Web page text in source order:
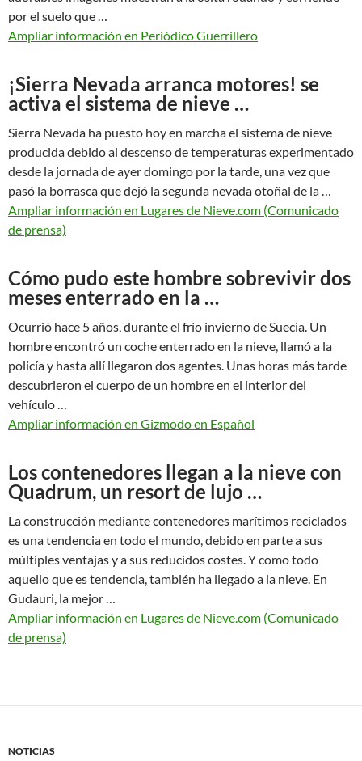
por el suelo que …
Ampliar información en Periódico Guerrillero
¡Sierra Nevada arranca motores! se
activa el sistema de nieve …
Sierra Nevada ha puesto hoy en marcha el sistema de nieve
producida debido al descenso de temperaturas experimentado
desde la jornada de ayer domingo por la tarde, una vez que
pasó la borrasca que dejó la segunda nevada otoñal de la …
Ampliar información en Lugares de Nieve.com (Comunicado
de prensa)
Cómo pudo este hombre sobrevivir dos
meses enterrado en la …
Ocurrió hace 5 años, durante el frío invierno de Suecia. Un
hombre encontró un coche enterrado en la nieve, llamó a la
policía y hasta allí llegaron dos agentes. Unas horas más tarde
descubrieron el cuerpo de un hombre en el interior del
vehículo …
Ampliar información en Gizmodo en Español
Los contenedores llegan a la nieve con
Quadrum, un resort de lujo …
La construcción mediante contenedores marítimos reciclados
es una tendencia en todo el mundo, debido en parte a sus
múltiples ventajas y a sus reducidos costes. Y como todo
aquello que es tendencia, también ha llegado a la nieve. En
Gudauri, la mejor …
Ampliar información en Lugares de Nieve.com (Comunicado
de prensa)
NOTICIAS